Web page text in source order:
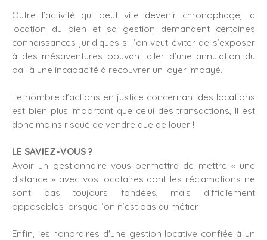
Outre l’activité qui peut vite devenir chronophage, la
location du bien et sa gestion demandent certaines
connaissances juridiques si l’on veut éviter de s’exposer
à des mésaventures pouvant aller d’une annulation du
bail à une incapacité à recouvrer un loyer impayé.
Le nombre d’actions en justice concernant des locations
est bien plus important que celui des transactions, Il est
donc moins risqué de vendre que de louer !
LE SAVIEZ-VOUS ?
Avoir un gestionnaire vous permettra de mettre « une
distance » avec vos locataires dont les réclamations ne
sont pas toujours fondées, mais difficilement
opposables lorsque l’on n’est pas du métier.
Enfin, les honoraires d'une gestion locative confiée à un